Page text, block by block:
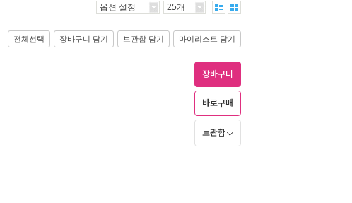
옵션 설정 25개
전체선택 장바구니 담기 보관함 담기 마이리스트 담기
장바구니
바로구매
보관함